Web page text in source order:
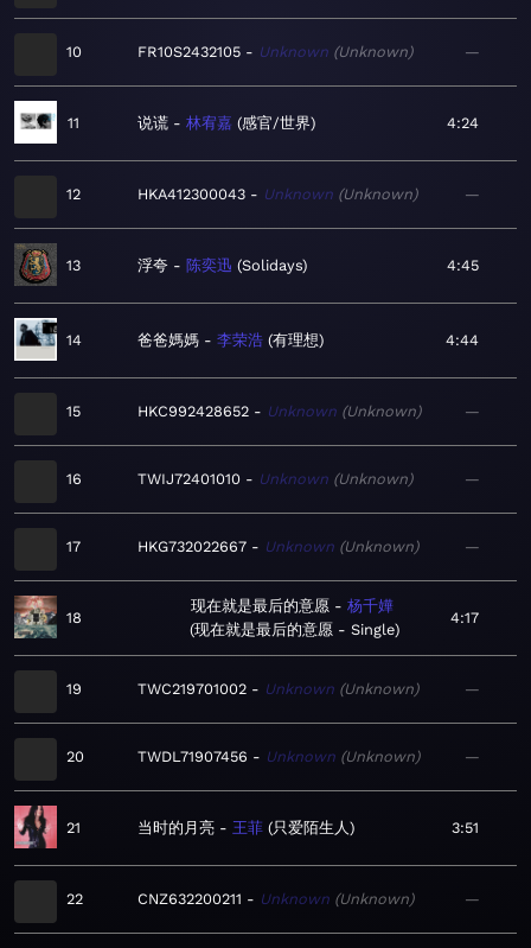
10 FR10S2432105 Unknown Unknown —
11 说谎 林宥嘉 感官/世界 4:24
12 HKA412300043 Unknown Unknown —
13 浮夸 陈奕迅 Solidays 4:45
14 爸爸媽媽 李荣浩 有理想 4:44
15 HKC992428652 Unknown Unknown —
16 TWIJ72401010 Unknown Unknown —
17 HKG732022667 Unknown Unknown —
18
现在就是最后的意愿
杨千嬅
现在就是最后的意愿 - Single
4:17
19 TWC219701002 Unknown Unknown —
20 TWDL71907456 Unknown Unknown —
21 当时的月亮 王菲 只爱陌生人 3:51
22 CNZ632200211 Unknown Unknown —